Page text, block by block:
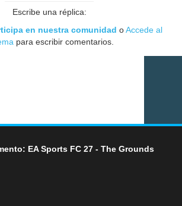
Escribe una réplica:
en nuestra comunidad oAccede al
para escribir comentarios.
EA Sports FC 27 - The Grounds